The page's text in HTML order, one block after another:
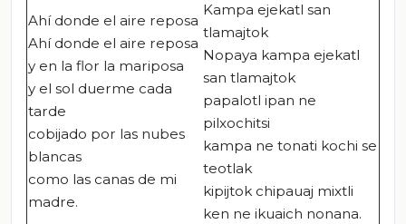
Ahí donde el aire reposa
Ahí donde el aire reposa
y en la flor la mariposa
y el sol duerme cada
tarde
cobijado por las nubes
blancas
como las canas de mi
madre.
Kampa ejekatl san
tlamajtok
Nopaya kampa ejekatl
san tlamajtok
papalotl ipan ne
pilxochitsi
kampa ne tonati kochi se
teotlak
kipijtok chipauaj mixtli
ken ne ikuaich nonana.